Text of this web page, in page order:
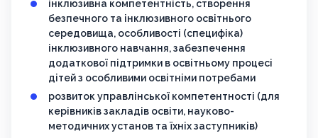
інклюзивна компетентність, створення
безпечного та інклюзивного освітнього
середовища, особливості (специфіка)
інклюзивного навчання, забезпечення
додаткової підтримки в освітньому процесі
дітей з особливими освітніми потребами
розвиток управлінської компетентності (для
керівників закладів освіти, науково-
методичних установ та їхніх заступників)